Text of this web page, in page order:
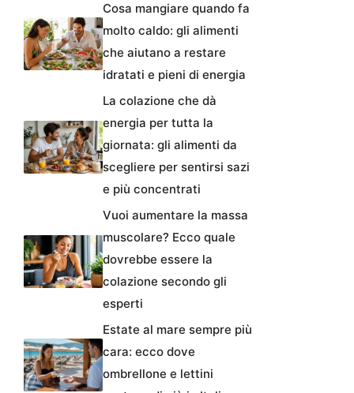
Cosa mangiare quando fa
molto caldo: gli alimenti
che aiutano a restare
idratati e pieni di energia
La colazione che dà
energia per tutta la
giornata: gli alimenti da
scegliere per sentirsi sazi
e più concentrati
Vuoi aumentare la massa
muscolare? Ecco quale
dovrebbe essere la
colazione secondo gli
esperti
Estate al mare sempre più
cara: ecco dove
ombrellone e lettini